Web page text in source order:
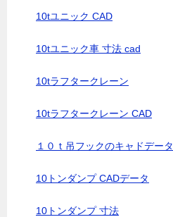
10tユニック CAD
10tユニック車 寸法 cad
10tラフタークレーン
10tラフタークレーン CAD
１０ｔ吊フックのキャドデータ
10トンダンプ CADデータ
10トンダンプ 寸法